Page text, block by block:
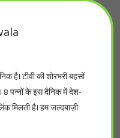
है। टीवी की शोरभरी बहसों
पन्नों के इस दैनिक में देश-
मिलती है। हम जल्दबाज़ी